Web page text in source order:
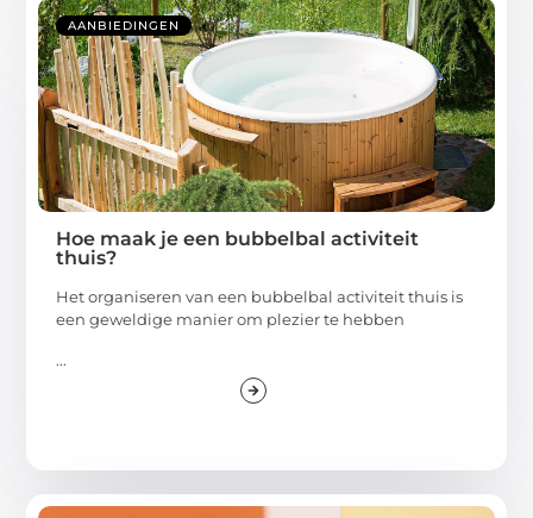
AANBIEDINGEN
Hoe maak je een bubbelbal activiteit
thuis?
Het organiseren van een bubbelbal activiteit thuis is
een geweldige manier om plezier te hebben
...